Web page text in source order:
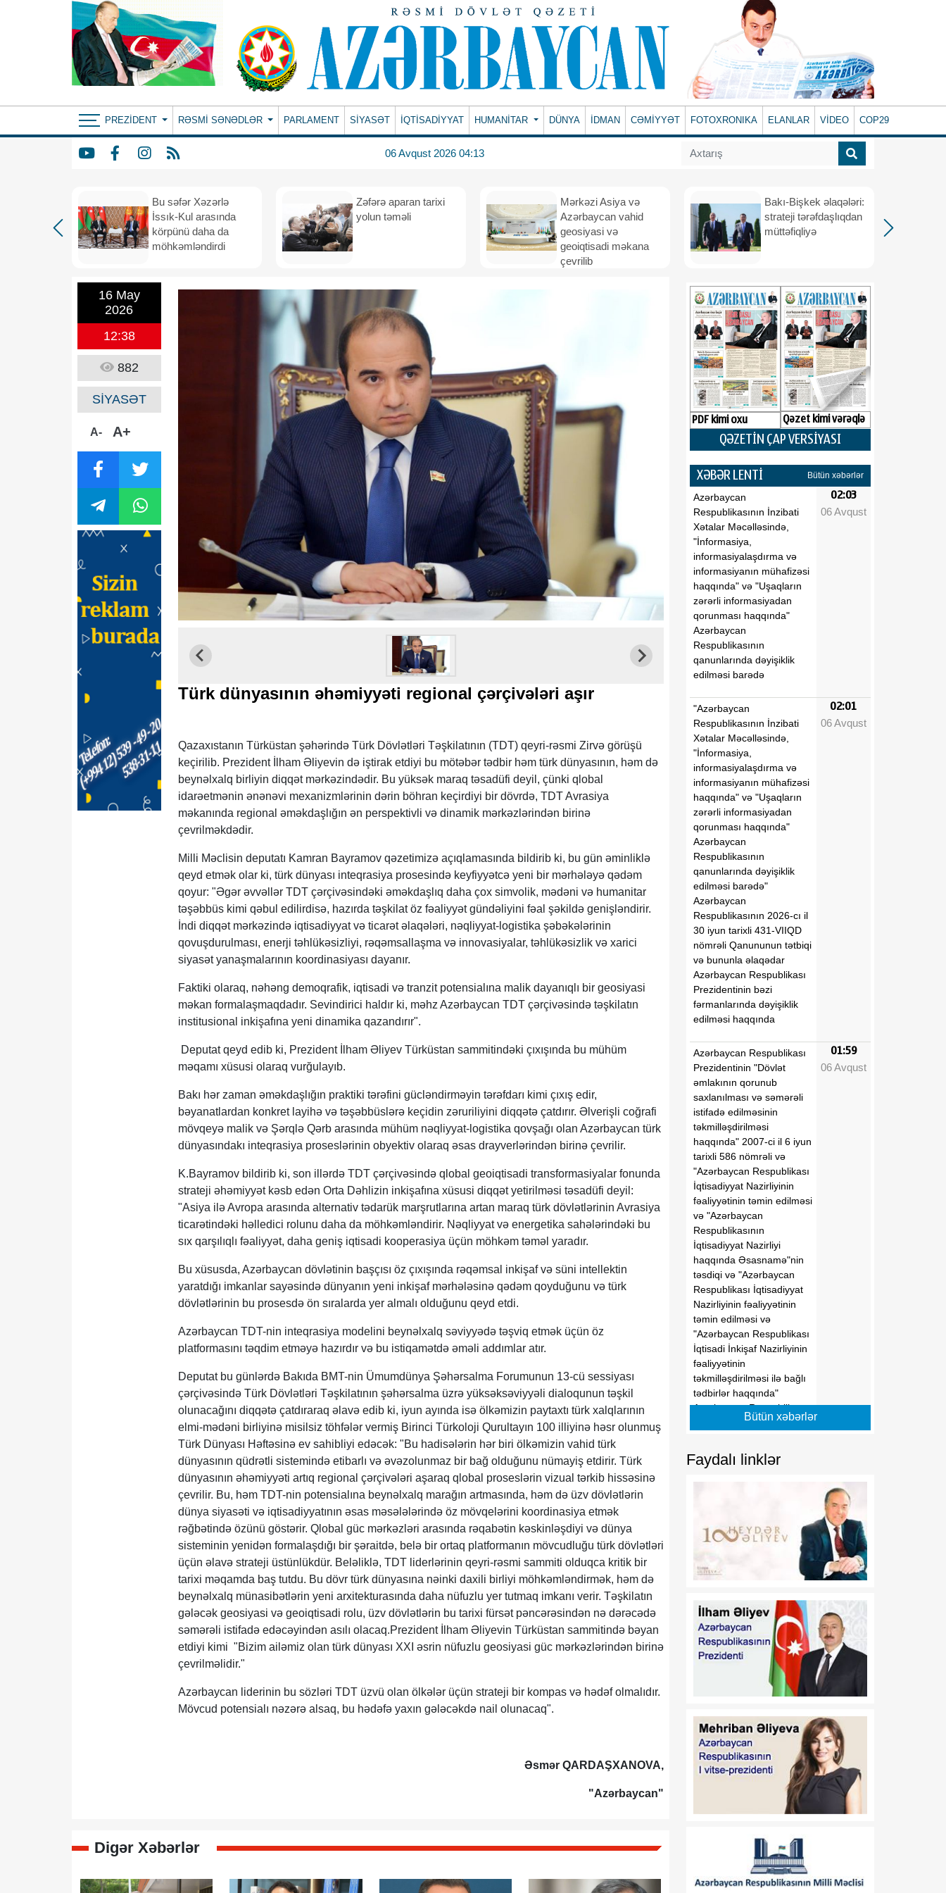
PREZIDENT RƏSMI SƏNƏDLƏR PARLAMENT SİYASƏT İQTİSADİYYAT HUMANITAR DÜNYA İDMAN CƏMİYYƏT FOTOXRONIKA ELANLAR VİDEO COP29
06 Avqust 2026 04:13
Bu səfər Xəzərlə
İssık-Kul arasında
körpünü daha da
möhkəmləndirdi
Zəfərə aparan tarixi
yolun təməli
Mərkəzi Asiya və
Azərbaycan vahid
geosiyasi və
geoiqtisadi məkana
çevrilib
Bakı-Bişkek əlaqələri:
strateji tərəfdaşlıqdan
müttəfiqliyə
16 May
2026
12:38
882
SİYASƏT
A- A+
Türk dünyasının əhəmiyyəti regional çərçivələri aşır
​Qazaxıstanın Türküstan şəhərində Türk Dövlətləri Təşkilatının (TDT) qeyri-rəsmi Zirvə görüşü
keçirilib. Prezident İlham Əliyevin də iştirak etdiyi bu mötəbər tədbir həm türk dünyasının, həm də
beynəlxalq birliyin diqqət mərkəzindədir. Bu yüksək maraq təsadüfi deyil, çünki qlobal
idarəetmənin ənənəvi mexanizmlərinin dərin böhran keçirdiyi bir dövrdə, TDT Avrasiya
məkanında regional əməkdaşlığın ən perspektivli və dinamik mərkəzlərindən birinə
çevrilməkdədir.
​Milli Məclisin deputatı Kamran Bayramov qəzetimizə açıqlamasında bildirib ki, bu gün əminliklə
qeyd etmək olar ki, türk dünyası inteqrasiya prosesində keyfiyyətcə yeni bir mərhələyə qədəm
qoyur: "Əgər əvvəllər TDT çərçivəsindəki əməkdaşlıq daha çox simvolik, mədəni və humanitar
təşəbbüs kimi qəbul edilirdisə, hazırda təşkilat öz fəaliyyət gündəliyini fəal şəkildə genişləndirir.
İndi diqqət mərkəzində iqtisadiyyat və ticarət əlaqələri, nəqliyyat-logistika şəbəkələrinin
qovuşdurulması, enerji təhlükəsizliyi, rəqəmsallaşma və innovasiyalar, təhlükəsizlik və xarici
siyasət yanaşmalarının koordinasiyası dayanır.
​Faktiki olaraq, nəhəng demoqrafik, iqtisadi və tranzit potensialına malik dayanıqlı bir geosiyasi
məkan formalaşmaqdadır. Sevindirici haldır ki, məhz Azərbaycan TDT çərçivəsində təşkilatın
institusional inkişafına yeni dinamika qazandırır".
Deputat qeyd edib ki, Prezident İlham Əliyev Türküstan sammitindəki çıxışında bu mühüm
məqamı xüsusi olaraq vurğulayıb.
​Bakı hər zaman əməkdaşlığın praktiki tərəfini gücləndirməyin tərəfdarı kimi çıxış edir,
bəyanatlardan konkret layihə və təşəbbüslərə keçidin zəruriliyini diqqətə çatdırır. Əlverişli coğrafi
mövqeyə malik və Şərqlə Qərb arasında mühüm nəqliyyat-logistika qovşağı olan Azərbaycan türk
dünyasındakı inteqrasiya proseslərinin obyektiv olaraq əsas drayverlərindən birinə çevrilir.
K.Bayramov bildirib ki, son illərdə TDT çərçivəsində qlobal geoiqtisadi transformasiyalar fonunda
strateji əhəmiyyət kəsb edən Orta Dəhlizin inkişafına xüsusi diqqət yetirilməsi təsadüfi deyil:
"Asiya ilə Avropa arasında alternativ tədarük marşrutlarına artan maraq türk dövlətlərinin Avrasiya
ticarətindəki həlledici rolunu daha da möhkəmləndirir. Nəqliyyat və energetika sahələrindəki bu
sıx qarşılıqlı fəaliyyət, daha geniş iqtisadi kooperasiya üçün möhkəm təməl yaradır.
​Bu xüsusda, Azərbaycan dövlətinin başçısı öz çıxışında rəqəmsal inkişaf və süni intellektin
yaratdığı imkanlar sayəsində dünyanın yeni inkişaf mərhələsinə qədəm qoyduğunu və türk
dövlətlərinin bu prosesdə ön sıralarda yer almalı olduğunu qeyd etdi.
​Azərbaycan TDT-nin inteqrasiya modelini beynəlxalq səviyyədə təşviq etmək üçün öz
platformasını təqdim etməyə hazırdır və bu istiqamətdə əməli addımlar atır.
Deputat bu günlərdə Bakıda BMT-nin Ümumdünya Şəhərsalma Forumunun 13-cü sessiyası
çərçivəsində Türk Dövlətləri Təşkilatının şəhərsalma üzrə yüksəksəviyyəli dialoqunun təşkil
olunacağını diqqətə çatdıraraq əlavə edib ki, iyun ayında isə ölkəmizin paytaxtı türk xalqlarının
elmi-mədəni birliyinə misilsiz töhfələr vermiş Birinci Türkoloji Qurultayın 100 illiyinə həsr olunmuş
Türk Dünyası Həftəsinə ev sahibliyi edəcək: "Bu hadisələrin hər biri ölkəmizin vahid türk
dünyasının qüdrətli sistemində etibarlı və əvəzolunmaz bir bağ olduğunu nümayiş etdirir. Türk
dünyasının əhəmiyyəti artıq regional çərçivələri aşaraq qlobal proseslərin vizual tərkib hissəsinə
çevrilir. Bu, həm TDT-nin potensialına beynəlxalq marağın artmasında, həm də üzv dövlətlərin
dünya siyasəti və iqtisadiyyatının əsas məsələlərində öz mövqelərini koordinasiya etmək
rəğbətində özünü göstərir. Qlobal güc mərkəzləri arasında rəqabətin kəskinləşdiyi və dünya
sisteminin yenidən formalaşdığı bir şəraitdə, belə bir ortaq platformanın mövcudluğu türk dövlətləri
üçün əlavə strateji üstünlükdür. Beləliklə, TDT liderlərinin qeyri-rəsmi sammiti olduqca kritik bir
tarixi məqamda baş tutdu. Bu dövr türk dünyasına nəinki daxili birliyi möhkəmləndirmək, həm də
beynəlxalq münasibətlərin yeni arxitekturasında daha nüfuzlu yer tutmaq imkanı verir. Təşkilatın
gələcək geosiyasi və geoiqtisadi rolu, üzv dövlətlərin bu tarixi fürsət pəncərəsindən nə dərəcədə
səmərəli istifadə edəcəyindən asılı olacaq.Prezident İlham Əliyevin Türküstan sammitində bəyan
etdiyi kimi "Bizim ailəmiz olan türk dünyası XXI əsrin nüfuzlu geosiyasi güc mərkəzlərindən birinə
çevrilməlidir."
​Azərbaycan liderinin bu sözləri TDT üzvü olan ölkələr üçün strateji bir kompas və hədəf olmalıdır.
Mövcud potensialı nəzərə alsaq, bu hədəfə yaxın gələcəkdə nail olunacaq".
Əsmər QARDAŞXANOVA,
"Azərbaycan"
Digər Xəbərlər
PDF kimi oxu Qəzet kimi vərəqlə
QƏZETİN ÇAP VERSİYASI
XƏBƏR LENTİ Bütün xəbərlər
Azərbaycan
Respublikasının İnzibati
Xətalar Məcəlləsində,
"İnformasiya,
informasiyalaşdırma və
informasiyanın mühafizəsi
haqqında" və "Uşaqların
zərərli informasiyadan
qorunması haqqında"
Azərbaycan
Respublikasının
qanunlarında dəyişiklik
edilməsi barədə
02:03
06 Avqust
"Azərbaycan
Respublikasının İnzibati
Xətalar Məcəlləsində,
"İnformasiya,
informasiyalaşdırma və
informasiyanın mühafizəsi
haqqında" və "Uşaqların
zərərli informasiyadan
qorunması haqqında"
Azərbaycan
Respublikasının
qanunlarında dəyişiklik
edilməsi barədə"
Azərbaycan
Respublikasının 2026-cı il
30 iyun tarixli 431-VIIQD
nömrəli Qanununun tətbiqi
və bununla əlaqədar
Azərbaycan Respublikası
Prezidentinin bəzi
fərmanlarında dəyişiklik
edilməsi haqqında
02:01
06 Avqust
Azərbaycan Respublikası
Prezidentinin "Dövlət
əmlakının qorunub
saxlanılması və səmərəli
istifadə edilməsinin
təkmilləşdirilməsi
haqqında" 2007-ci il 6 iyun
tarixli 586 nömrəli və
"Azərbaycan Respublikası
İqtisadiyyat Nazirliyinin
fəaliyyətinin təmin edilməsi
və "Azərbaycan
Respublikasının
İqtisadiyyat Nazirliyi
haqqında Əsasnamə"nin
təsdiqi və "Azərbaycan
Respublikası İqtisadiyyat
Nazirliyinin fəaliyyətinin
təmin edilməsi və
"Azərbaycan Respublikası
İqtisadi İnkişaf Nazirliyinin
fəaliyyətinin
təkmilləşdirilməsi ilə bağlı
tədbirlər haqqında"
Azərbaycan Respublikası
Prezidentinin 2006-cı il 28
Fərmanında dəyişikliklər
edilməsi barədə" 2014-cü
il 20 fevral tarixli 111
haqqında" Azərbaycan
Respublikası Prezidentinin
2019-cu il 30 dekabr tarixli
911 nömrəli Fərmanında
2020-ci il 12 may tarixli
1017 nömrəli
fərmanlarında dəyişiklik
edilməsi haqqında
01:59
06 Avqust
“İşğaldan azad edilmiş
ərazilərdə fəaliyyət
maliyyə resurslarına çıxış
imkanlarının
genişləndirilməsi
istiqamətində zəruri dövlət
dəstəyinin gücləndirilməsi
Respublikası adından borc
verilməsi Qaydası”nın
təsdiq edilməsi haqqında”
Azərbaycan Respublikası
Prezidentinin 2018-ci il 18
06 Avqust
Bütün xəbərlər
Faydalı linklər